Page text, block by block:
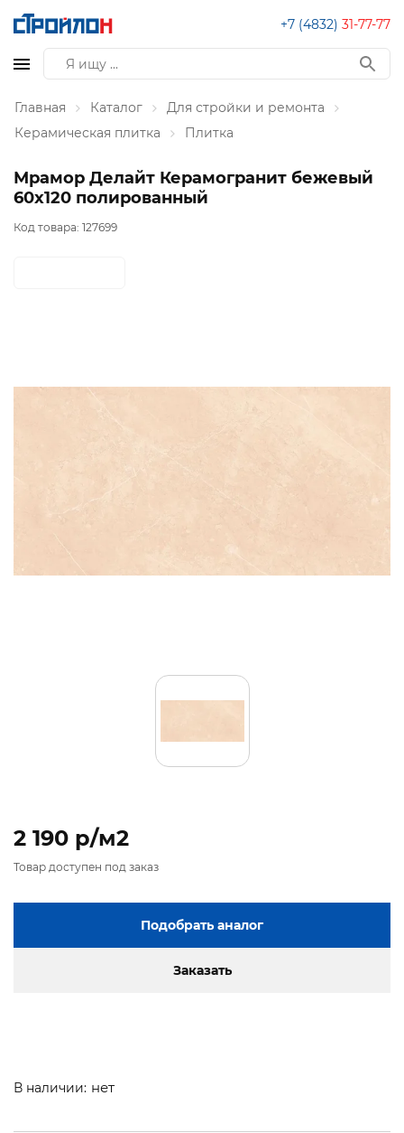
+7 (4832) 31-77-77
Главная Каталог
Для стройки и ремонта
Керамическая плитка
Плитка
Мрамор Делайт Керамогранит бежевый
60х120 полированный
Код товара: 127699
2 190 p/м2
Товар доступен под заказ
Подобрать аналог
Заказать
В наличии: нет